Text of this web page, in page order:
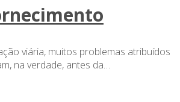
viária, muitos problemas atribuídos
na verdade, antes da…